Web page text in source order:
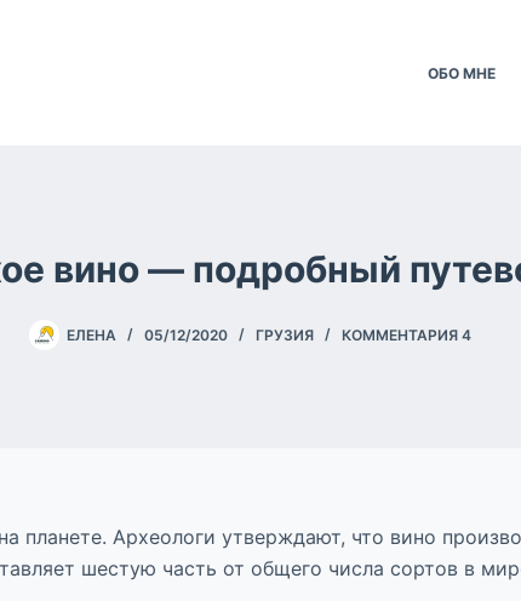
ОБО МНЕ
вино — подробный
ЕЛЕНА 05/12/2020 ГРУЗИЯ КОММЕНТАРИЯ 4
планете. Археологи утверждают, что вино
шестую часть от общего числа сортов в